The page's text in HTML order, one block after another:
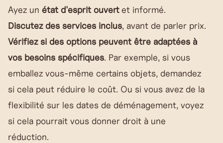
Ayez un état d'esprit ouvertet informé.
Discutez des services inclus, avant de parler prix.
Vérifiez si des options peuvent être adaptées à
vos besoins spécifiques. Par exemple, si vous
emballez vous-même certains objets, demandez
si cela peut réduire le coût. Ou si vous avez de la
flexibilité sur les dates de déménagement, voyez
si cela pourrait vous donner droit à une
réduction.